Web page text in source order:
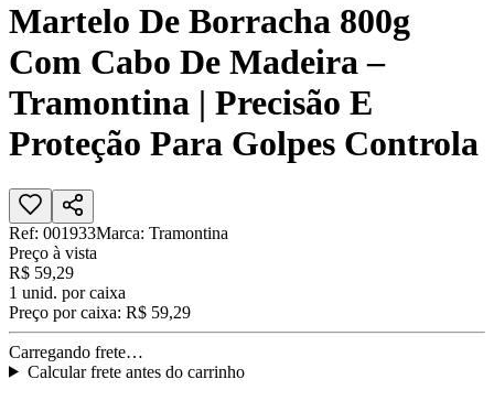
Martelo De Borracha 800g
Com Cabo De Madeira –
Tramontina | Precisão E
Proteção Para Golpes Controla
Ref: 001933Marca: Tramontina
Preço à vista
R$ 59,29
1 unid. por caixa
Preço por caixa: R$ 59,29
Carregando frete…
Calcular frete antes do carrinho